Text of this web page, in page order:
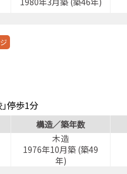
停歩1分
小学校」停歩1分
構造／築年数
木造
1976年10月築 (築49
年)